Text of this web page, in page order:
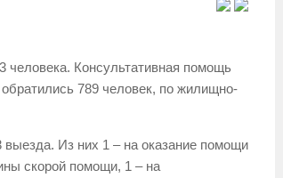
человека. Консультативная помощь
789 человек, по жилищно-
Из них 1 – на оказание помощи
скорой помощи, 1 – на